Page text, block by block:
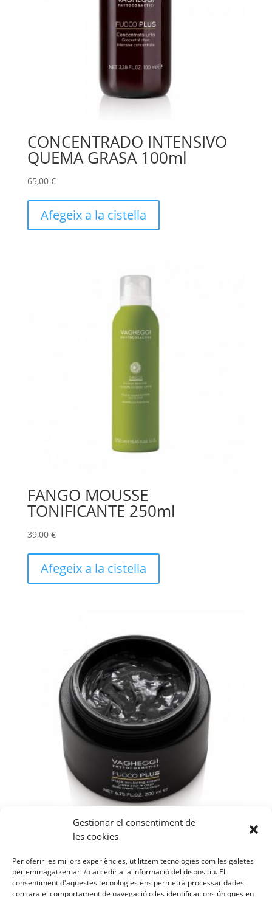
Gestionar el consentiment de
les cookies
Per oferir les millors experiències, utilitzem tecnologies com les galetes
per emmagatzemar i/o accedir a la informació del dispositiu. El
consentiment d'aquestes tecnologies ens permetrà processar dades
com ara el comportament de navegació o les identificacions úniques en
CONCENTRADO INTENSIVO
QUEMA GRASA 100ml
65,00 €
Afegeix a la cistella
FANGO MOUSSE
TONIFICANTE 250ml
39,00 €
Afegeix a la cistella
200ml
75,00€